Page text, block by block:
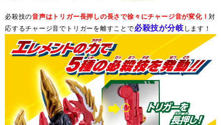
必殺技の音声はトリガー長押しの長さで徐々にチャージ音が変化！対
応するチャージ音でトリガーを離すことで必殺技が分岐 します！